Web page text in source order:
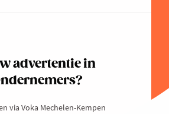
advertentie in
via Voka Mechelen-Kempen